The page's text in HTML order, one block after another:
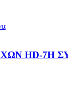
HD-7H